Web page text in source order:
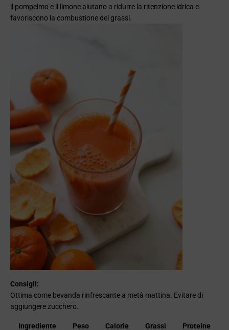
il pompelmo e il limone aiutano a ridurre la ritenzione idrica e
favoriscono la combustione dei grassi.
Consigli:
Ottima come bevanda rinfrescante a metà mattina. Evitare di
aggiungere zucchero.
Ingrediente
Peso
Calorie
Grassi
Proteine